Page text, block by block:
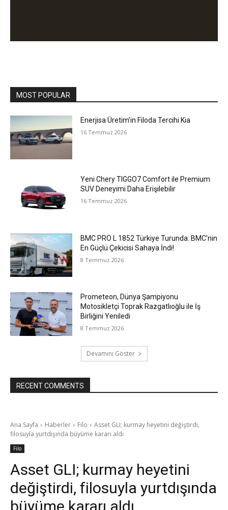
MOST POPULAR
Enerjisa Üretim’in Filoda Tercihi Kia
16 Temmuz 2026
Yeni Chery TIGGO7 Comfort ile Premium
SUV Deneyimi Daha Erişilebilir
16 Temmuz 2026
BMC PRO L 1852 Türkiye Turunda: BMC’nin
En Güçlü Çekicisi Sahaya İndi!
8 Temmuz 2026
Prometeon, Dünya Şampiyonu
Motosikletçi Toprak Razgatlıoğlu ile İş
Birliğini Yeniledi
8 Temmuz 2026
Devamını Göster
RECENT COMMENTS